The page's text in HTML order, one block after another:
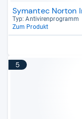
Symantec Norton
Typ: Anti­vi­ren­pro­gramm
Zum Produkt
5